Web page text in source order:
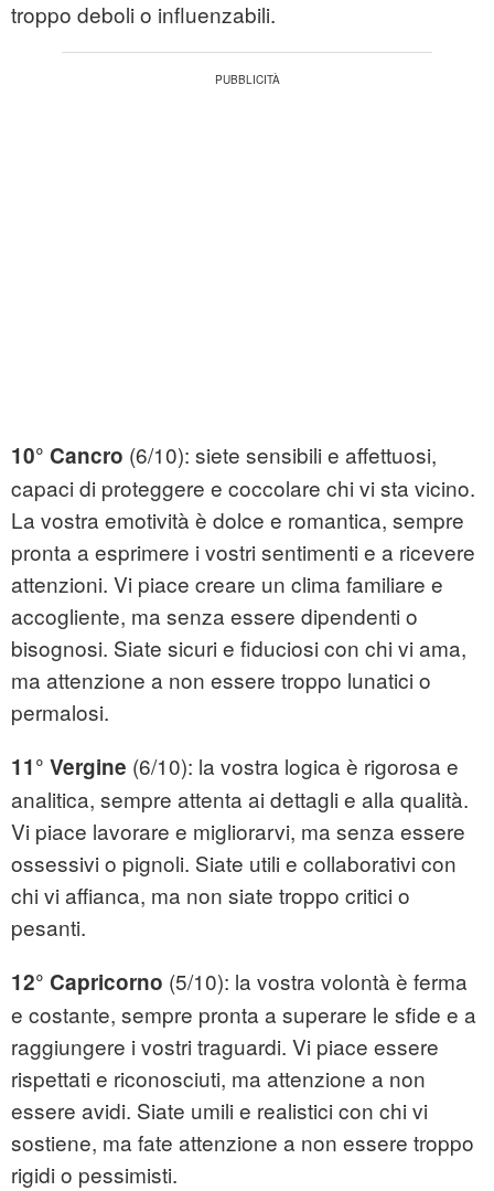
troppo deboli o influenzabili.
10° Cancro (6/10): siete sensibili e affettuosi,
capaci di proteggere e coccolare chi vi sta vicino.
La vostra emotività è dolce e romantica, sempre
pronta a esprimere i vostri sentimenti e a ricevere
attenzioni. Vi piace creare un clima familiare e
accogliente, ma senza essere dipendenti o
bisognosi. Siate sicuri e fiduciosi con chi vi ama,
ma attenzione a non essere troppo lunatici o
permalosi.
11° Vergine (6/10): la vostra logica è rigorosa e
analitica, sempre attenta ai dettagli e alla qualità.
Vi piace lavorare e migliorarvi, ma senza essere
ossessivi o pignoli. Siate utili e collaborativi con
chi vi affianca, ma non siate troppo critici o
pesanti.
12° Capricorno (5/10): la vostra volontà è ferma
e costante, sempre pronta a superare le sfide e a
raggiungere i vostri traguardi. Vi piace essere
rispettati e riconosciuti, ma attenzione a non
essere avidi. Siate umili e realistici con chi vi
sostiene, ma fate attenzione a non essere troppo
rigidi o pessimisti.